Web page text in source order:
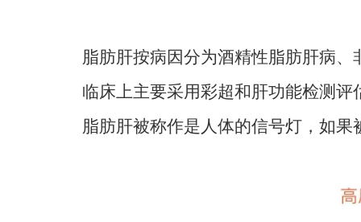
脂肪肝按病因分为酒精性脂肪肝病、
临床上主要采用彩超和肝功能检测评
脂肪肝被称作是人体的信号灯，如